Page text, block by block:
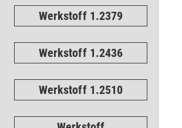
Werkstoff 1.2379
Werkstoff 1.2436
Werkstoff 1.2510